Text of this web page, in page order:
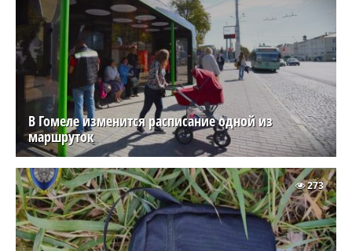
В Гомеле изменится расписание одной из
маршруток
273